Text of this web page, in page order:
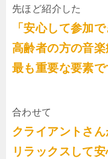
先ほど紹介した
「安心して参加
高齢者の方の音
最も重要な要素で
合わせて
クライアントさ
リラックスして